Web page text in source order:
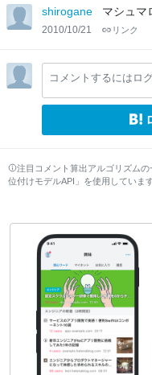
shirogane マシュマ
2010/10/21 リンク
コメントするにはロ
注目コメント算出アルゴリズム
位付けモデルAPI」を使用していま